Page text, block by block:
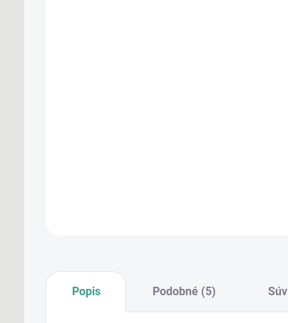
Popis Podobné (5)